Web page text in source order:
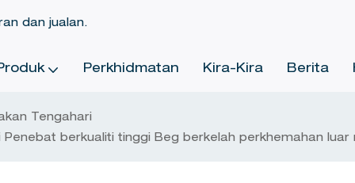
dan jualan.
Perkhidmatan Kira-Kira Berita
Tengahari
berkualiti tinggi Beg berkelah perkhemahan luar